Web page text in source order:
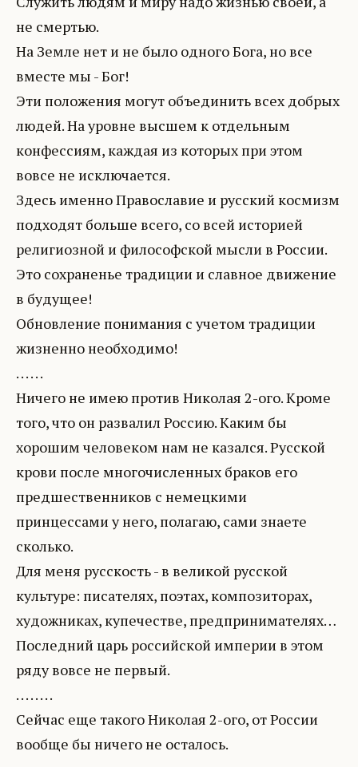
не смертью.
На Земле нет и не было одного Бога, но все
вместе мы - Бог!
Эти положения могут объединить всех добрых
людей. На уровне высшем к отдельным
конфессиям, каждая из которых при этом
вовсе не исключается.
Здесь именно Православие и русский космизм
подходят больше всего, со всей историей
религиозной и философской мысли в России.
Это сохраненье традиции и славное движение
в будущее!
Обновление понимания с учетом традиции
жизненно необходимо!
. . . . . .
Ничего не имею против Николая 2-ого. Кроме
того, что он развалил Россию. Каким бы
хорошим человеком нам не казался. Русской
крови после многочисленных браков его
предшественников с немецкими
принцессами у него, полагаю, сами знаете
сколько.
Для меня русскость - в великой русской
культуре: писателях, поэтах, композиторах,
художниках, купечестве, предпринимателях…
Последний царь российской империи в этом
ряду вовсе не первый.
. . . . . . . .
Сейчас еще такого Николая 2-ого, от России
вообще бы ничего не осталось.